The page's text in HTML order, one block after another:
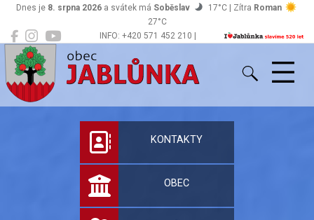
INFO: +420 571 452 210 |
Dnes je 8. srpna 2026 a svátek má Soběslav 17°C | Zítra Roman
27°C
Jablůnka
Oficiální stránky
KONTAKTY
OBEC